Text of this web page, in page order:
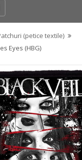
(petice textile)
Eyes (HBG)